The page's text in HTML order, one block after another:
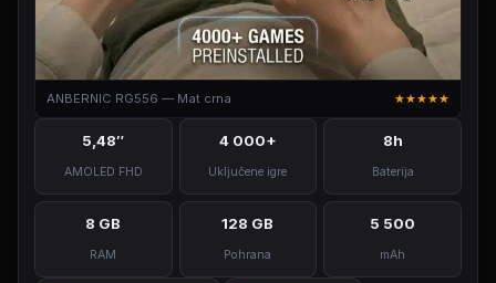
ANBERNIC RG556 — Mat crna ★★★★★
5,48″
AMOLED FHD
4 000+
Uključene igre
8h
Baterija
8 GB
RAM
128 GB
Pohrana
5 500
mAh